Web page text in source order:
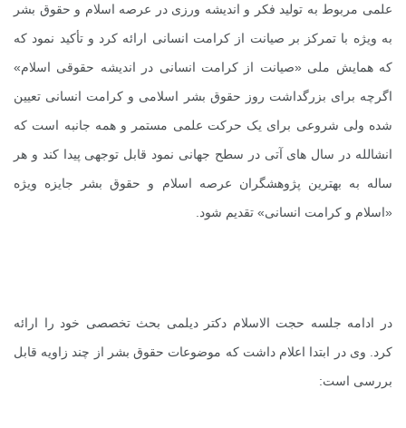
علمی مربوط به تولید فکر و اندیشه ورزی در عرصه اسلام و حقوق بشر
به ویژه با تمرکز بر صیانت از کرامت انسانی ارائه کرد و تأکید نمود که
که همایش ملی «صیانت از کرامت انسانی در اندیشه حقوقی اسلام»
اگرچه برای بزرگداشت روز حقوق بشر اسلامی و کرامت انسانی تعیین
شده ولی شروعی برای یک حرکت علمی مستمر و همه جانبه است که
انشالله در سال های آتی در سطح جهانی نمود قابل توجهی پیدا کند و هر
ساله به بهترین پژوهشگران عرصه اسلام و حقوق بشر جایزه ویژه
«اسلام و کرامت انسانی» تقدیم شود.
در ادامه جلسه حجت الاسلام دکتر دیلمی بحث تخصصی خود را ارائه
کرد. وی در ابتدا اعلام داشت که موضوعات حقوق بشر از چند زاویه قابل
بررسی است: